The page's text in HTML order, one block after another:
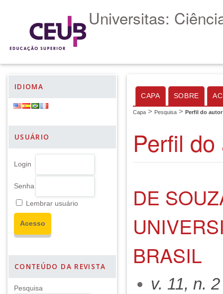
Universitas:
IDIOMA
USUÁRIO
Login
Senha
Lembrar usuário
CONTEÚDO DA REVISTA
Pesquisa
CAPA SOBRE
Capa > Pesquisa > Perfil do autor
Perfil
DE
BRASIL
v. 11, n.